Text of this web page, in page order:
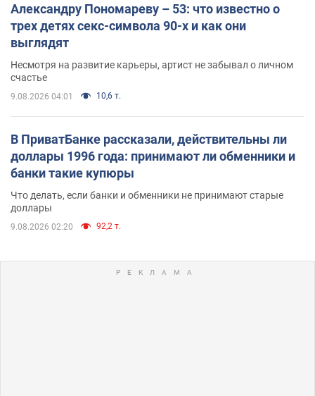
Александру Пономареву – 53: что известно о
трех детях секс-символа 90-х и как они
выглядят
Несмотря на развитие карьеры, артист не забывал о личном
счастье
9.08.2026 04:01 10,6 т.
В ПриватБанке рассказали, действительны ли
доллары 1996 года: принимают ли обменники и
банки такие купюры
Что делать, если банки и обменники не принимают старые
доллары
9.08.2026 02:20 92,2 т.